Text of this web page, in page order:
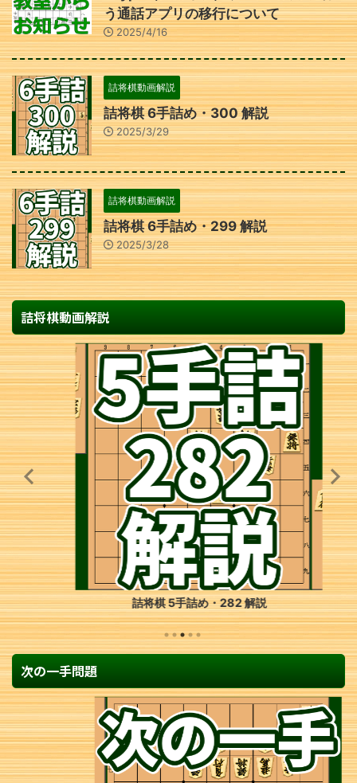
う通話アプリの移行について
2025/4/16
詰将棋動画解説
詰将棋 6手詰め・300 解説
2025/3/29
詰将棋動画解説
詰将棋 6手詰め・299 解説
2025/3/28
詰将棋動画解説
詰将棋 5手詰め・282 解説
次の一手問題